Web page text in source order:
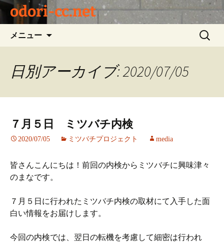
odori-cc.net
メニュー
ン
検
索:
日別アーカイブ: 2020/07/05
７月５日 ミツバチ内検
2020/07/05 ミツバチプロジェクト media
皆さんこんにちは！前回の内検からミツバチに興味津々
のまなです。
７月５日に行われたミツバチ内検の取材にて入手した面
白い情報をお届けします。
今回の内検では、翌日の転機を考慮して細密は行われ